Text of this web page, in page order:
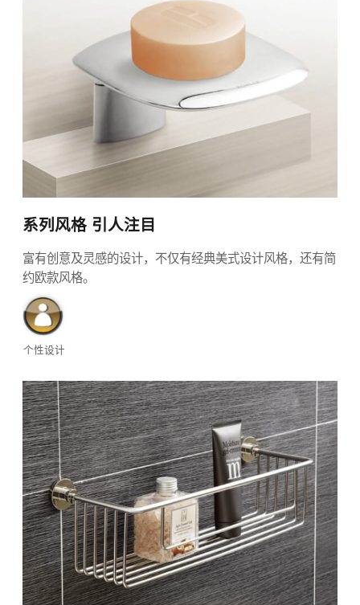
系列风格 引人注目
富有创意及灵感的设计，不仅有经典美式设计风格，还有简
约欧款风格。
个性设计